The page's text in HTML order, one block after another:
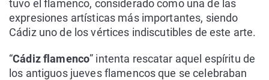
tuvo el flamenco, considerado como una de las
expresiones artísticas más importantes, siendo
Cádiz uno de los vértices indiscutibles de este arte.
“Cádiz flamenco” intenta rescatar aquel espíritu de
los antiguos jueves flamencos que se celebraban